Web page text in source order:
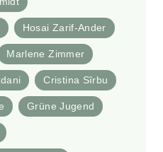
Hosai Zarif-Ander
Marlene Zimmer
Cristina Sîrbu
Grüne Jugend